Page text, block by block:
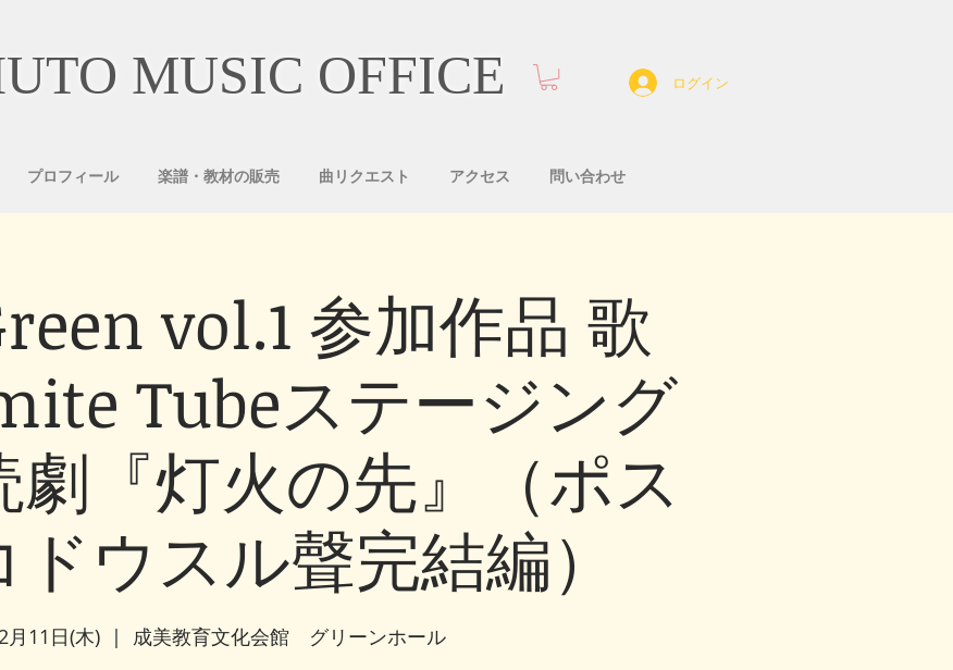
MUSIC OFFICE ログイン
プロフィール 楽譜・教材の販売 曲リクエスト アクセス 問い合わせ
vol.1 参加作品 歌
Tubeステージング
劇『灯火の先』（ポス
ドウスル聲完結編）
月11日(木)
  |
成美教育文化会館 グリーンホール